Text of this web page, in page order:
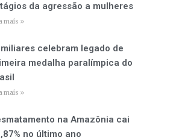
da agressão a mulheres
mais »
celebram legado de
medalha paralímpica do
mais »
na Amazônia cai
no último ano